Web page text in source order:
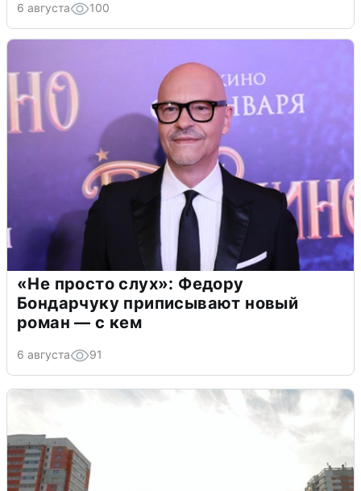
6 августа 100
«Не просто слух»: Федору
Бондарчуку приписывают новый
роман — с кем
6 августа 91